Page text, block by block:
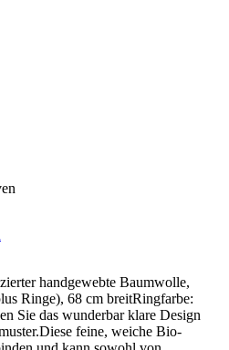
handgewebte Baumwolle,
Ringe), 68 cm breitRingfarbe:
Sie das wunderbar klare Design
feine, weiche Bio-